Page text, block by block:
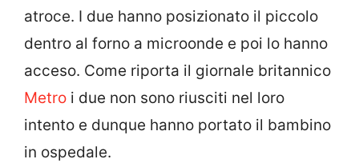
atroce. I due hanno posizionato il piccolo
dentro al forno a microonde e poi lo hanno
acceso. Come riporta il giornale britannico
Metro i due non sono riusciti nel loro
intento e dunque hanno portato il bambino
in ospedale.